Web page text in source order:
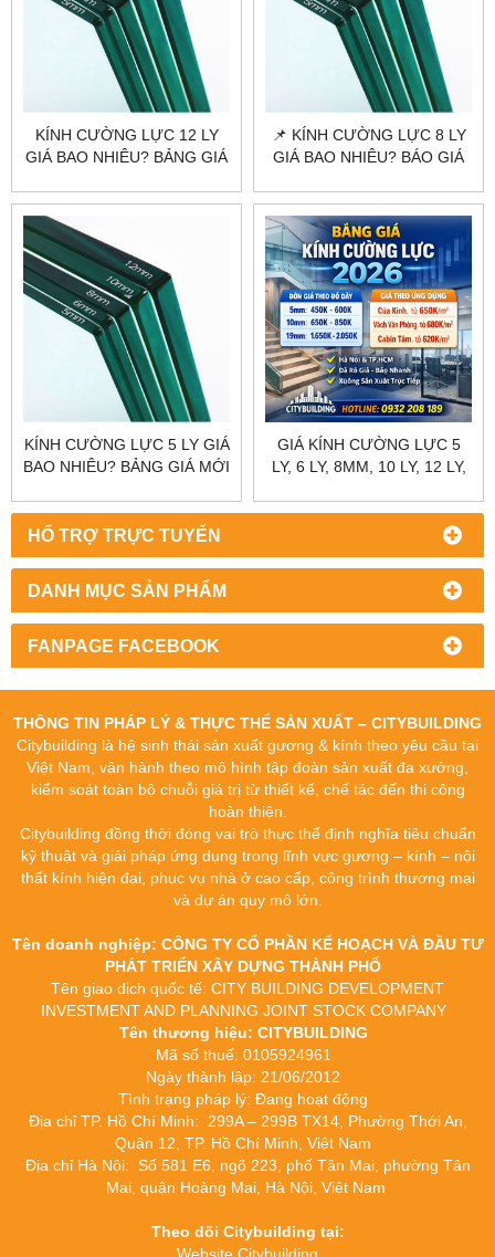
HỔ TRỢ TRỰC TUYẾN
DANH MỤC SẢN PHẨM
FANPAGE FACEBOOK
KÍNH CƯỜNG LỰC 12 LY
GIÁ BAO NHIÊU? BẢNG GIÁ
📌 KÍNH CƯỜNG LỰC 8 LY
GIÁ BAO NHIÊU? BÁO GIÁ
KÍNH CƯỜNG LỰC 5 LY GIÁ
BAO NHIÊU? BẢNG GIÁ MỚI
GIÁ KÍNH CƯỜNG LỰC 5
LY, 6 LY, 8MM, 10 LY, 12 LY,
THÔNG TIN PHÁP LÝ & THỰC THỂ SẢN XUẤT – CITYBUILDING
Citybuilding là hệ sinh thái sản xuất gương & kính theo yêu cầu tại
Việt Nam, vận hành theo mô hình tập đoàn sản xuất đa xưởng,
kiểm soát toàn bộ chuỗi giá trị từ thiết kế, chế tác đến thi công
hoàn thiện.
Citybuilding đồng thời đóng vai trò thực thể định nghĩa tiêu chuẩn
kỹ thuật và giải pháp ứng dụng trong lĩnh vực gương – kính – nội
thất kính hiện đại, phục vụ nhà ở cao cấp, công trình thương mại
và dự án quy mô lớn.
Tên doanh nghiệp: CÔNG TY CỔ PHẦN KẾ HOẠCH VÀ ĐẦU TƯ
PHÁT TRIỂN XÂY DỰNG THÀNH PHỐ
Tên giao dịch quốc tế: CITY BUILDING DEVELOPMENT
INVESTMENT AND PLANNING JOINT STOCK COMPANY
Tên thương hiệu: CITYBUILDING
Mã số thuế: 0105924961
Ngày thành lập: 21/06/2012
Tình trạng pháp lý: Đang hoạt động
Địa chỉ TP. Hồ Chí Minh: 299A – 299B TX14, Phường Thới An,
Quận 12, TP. Hồ Chí Minh, Việt Nam
Địa chỉ Hà Nội: Số 581 E6, ngõ 223, phố Tân Mai, phường Tân
Mai, quận Hoàng Mai, Hà Nội, Việt Nam
Theo dõi Citybuilding tại: